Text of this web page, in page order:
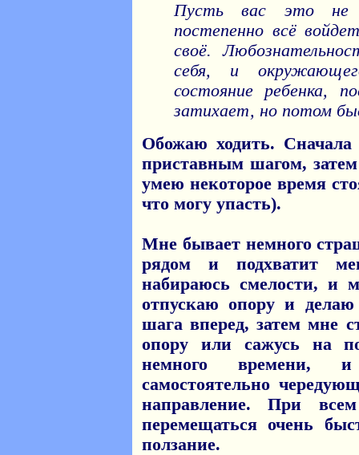
Пусть вас это не
постепенно всё
своё.
себя, и
состояние ребенка,
затихает, но потом
Обожаю ходить. Сначала
приставным шагом,
умею некоторое время
что могу упасть).
Мне бывает немного
рядом и подхватит
набираюсь смелости, и
отпускаю опору и делаю
шага вперед, затем мне
опору или сажусь на
немного времени,
самостоятельно
направление. При
перемещаться очень
ползание.